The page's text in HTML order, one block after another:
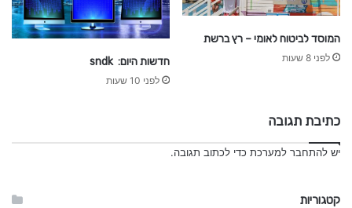
המוסד לביטוח לאומי – רץ ברשת
לפני 8 שעות חדשות היום: sndk
לפני 10 שעות
כתיבת תגובה
יש להתחבר למערכת כדי לכתוב תגובה.
קטגוריות